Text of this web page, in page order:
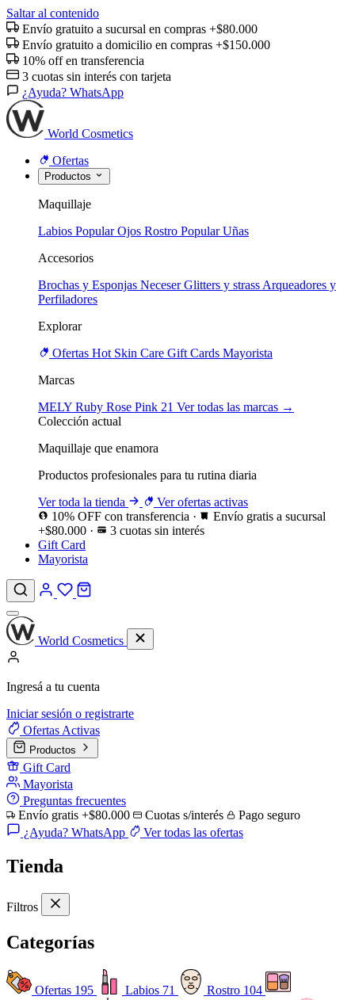
Saltar al contenido
Envío gratuito a sucursal en compras +$80.000
Envío gratuito a domicilio en compras +$150.000
10% off en transferencia
3 cuotas sin interés con tarjeta
¿Ayuda? WhatsApp
World Cosmetics
Ofertas
Productos
Maquillaje
Labios Popular Ojos Rostro Popular Uñas
Accesorios
Brochas y Esponjas NeceserGlitters y strass Arqueadores y
Perfiladores
Explorar
Ofertas Hot Skin Care Gift Cards Mayorista
Marcas
MELY Ruby Rose Pink 21 Ver todas las marcas →
Colección actual
Maquillaje que enamora
Productos profesionales para tu rutina diaria
Ver toda la tienda
Ver ofertas activas
10% OFF con transferencia ·
Envío gratis a sucursal
+$80.000 ·
3 cuotas sin interés
Gift Card
Mayorista
World Cosmetics
Ingresá a tu cuenta
Iniciar sesión o registrarte
Ofertas Activas
Productos
Gift Card
Mayorista
Preguntas frecuentes
Envío gratis +$80.000
Cuotas s/interés
Pago seguro
¿Ayuda? WhatsApp
Ver todas las ofertas
Tienda
Filtros
Categorías
Ofertas 195 Labios 71 Rostro 104